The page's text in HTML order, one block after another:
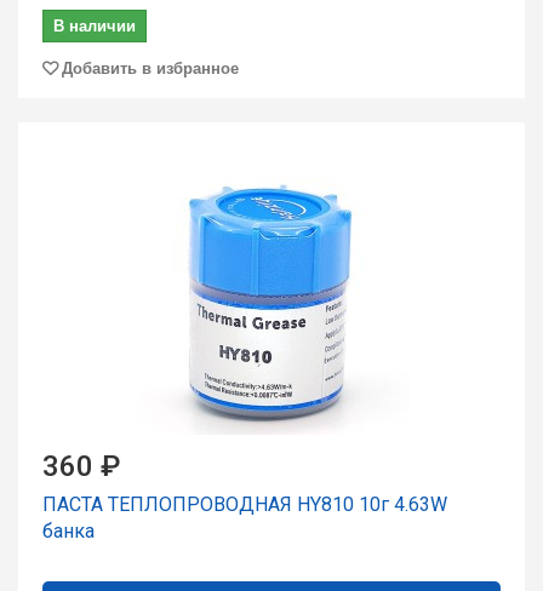
В наличии
Добавить в избранное
360 ₽
ПАСТА ТЕПЛОПРОВОДНАЯ HY810 10г 4.63W
банка